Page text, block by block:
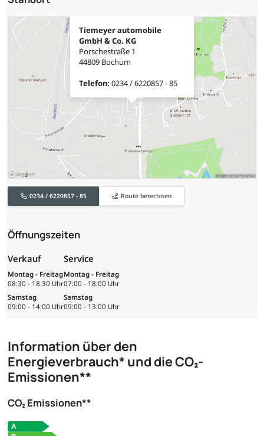
Tiemeyer automobile
GmbH & Co. KG
Porschestraße 1
44809 Bochum
Telefon: 0234 / 6220857 - 85
0234 / 6220857 - 85 Route berechnen
Öffnungszeiten
Verkauf
Montag - Freitag
08:30 - 18:30 Uhr
Samstag
09:00 - 14:00 Uhr
Service
Montag - Freitag
07:00 - 18:00 Uhr
Samstag
09:00 - 13:00 Uhr
Information über den
Energieverbrauch* und die CO₂-
Emissionen**
CO₂ Emissionen**